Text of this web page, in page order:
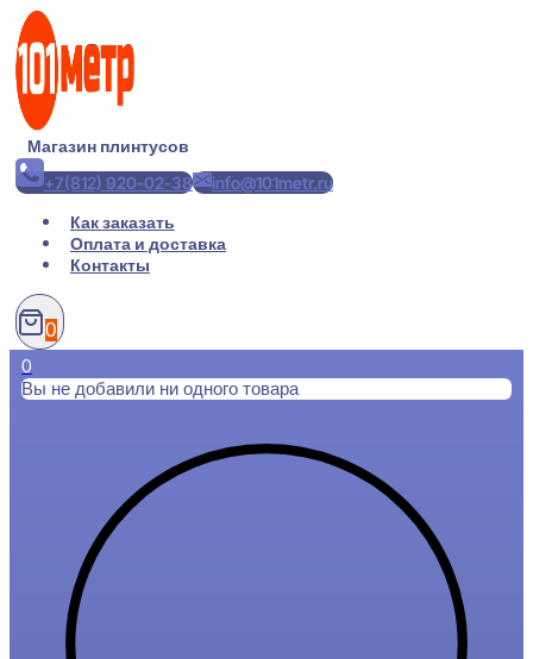
Перейти
содержимому
Магазин плинтусов
+7(812) 920-02-38
info@101metr.ru
Как заказать
Оплата и доставка
Контакты
0
0
Вы не добавили ни одного товара